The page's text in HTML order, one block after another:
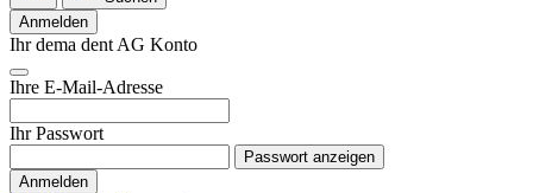
Anmelden
Ihr dema dent AG Konto
Ihre E-Mail-Adresse
Ihr Passwort
Passwort anzeigen
Anmelden